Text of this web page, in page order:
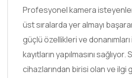
Profesyonel kamera
üst sıralarda yer almayı
güçlü özellikleri ve
kayıtların yapılmasını sağlıyor.
cihazlarından birisi olan ve ilgi